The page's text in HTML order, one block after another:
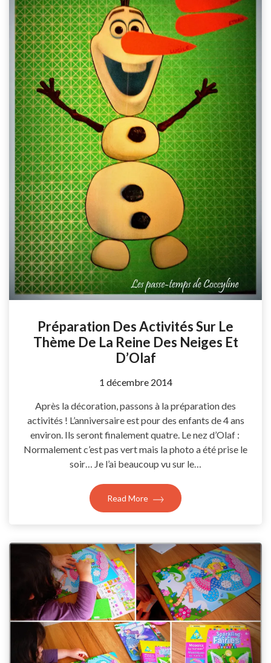
Préparation Des Activités Sur Le
Thème De La Reine Des Neiges Et
D’Olaf
by
1 décembre 2014
Après la décoration, passons à la préparation des
activités ! L’anniversaire est pour des enfants de 4 ans
environ. Ils seront finalement quatre. Le nez d’Olaf :
Normalement c’est pas vert mais la photo a été prise le
soir… Je l’ai beaucoup vu sur le…
Read More